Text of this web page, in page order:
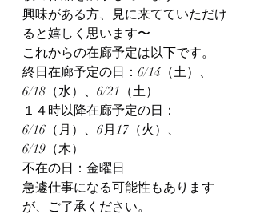
興味がある方、見に来てていただけ
ると嬉しく思います〜
これからの在廊予定は以下です。
終日在廊予定の日：6/14（土）、
6/18（水）、6/21（土）
１４時以降在廊予定の日：
6/16（月）、6月17（火）、
6/19（木）
不在の日：金曜日
急遽仕事になる可能性もあります
が、ご了承ください。